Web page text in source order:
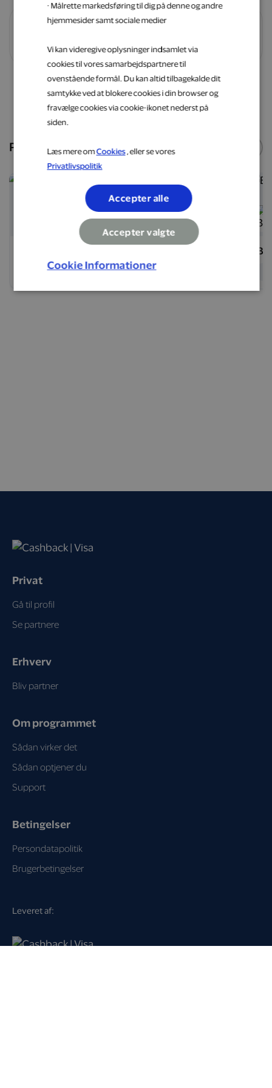
Shop nu
Populære webshops
5 %
eShop eShop
Se flere
Leveret af:
Privat
Gå til profil
Se partnere
Erhverv
Bliv partner
Om programmet
Sådan virker det
Sådan optjener du
Support
Betingelser
Persondatapolitik
Brugerbetingelser
· Målrette markedsføring til dig på denne og andre
hjemmesider samt sociale medier
Vi kan videregive oplysninger indsamlet via
cookies til vores samarbejdspartnere til
ovenstående formål. Du kan altid tilbagekalde dit
samtykke ved at blokere cookies i din browser og
fravælge cookies via cookie-ikonet nederst på
siden.
Læs mere omCookies, eller se vores
Privatlivspolitik
Accepter alle
Accepter valgte
Cookie Informationer